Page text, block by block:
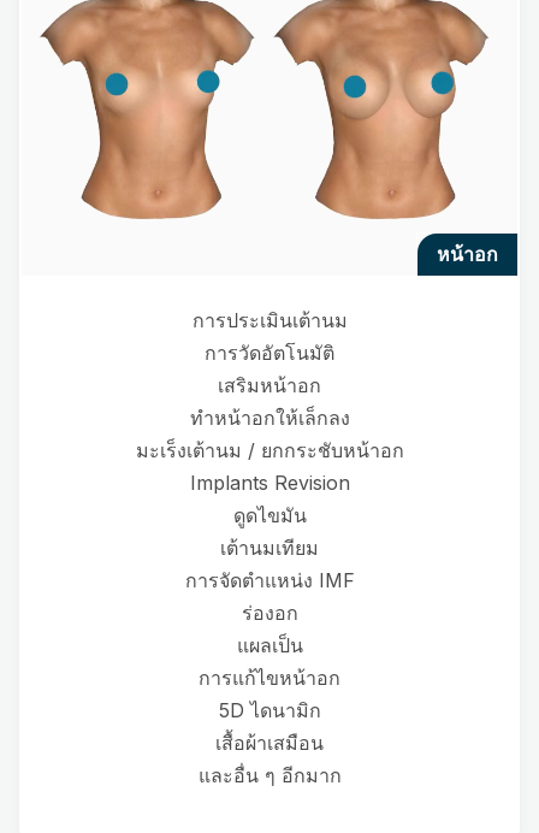
หน้าอก
การประเมินเต้านม
การวัดอัตโนมัติ
เสริมหน้าอก
ทำหน้าอกให้เล็กลง
มะเร็งเต้านม / ยกกระชับหน้าอก
Implants Revision
ดูดไขมัน
เต้านมเทียม
การจัดตำแหน่ง IMF
ร่องอก
แผลเป็น
การแก้ไขหน้าอก
5D ไดนามิก
เสื้อผ้าเสมือน
และอื่น ๆ อีกมาก